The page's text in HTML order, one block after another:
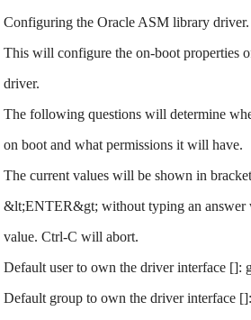
Configuring the Oracle ASM library driver.
This will configure the on-boot properties
driver.
The following questions will determine
on boot and what permissions it will have.
The current values will be shown in
&lt;ENTER&gt; without typing an answer
value. Ctrl-C will abort.
Default user to own the driver interface []:
Default group to own the driver interface